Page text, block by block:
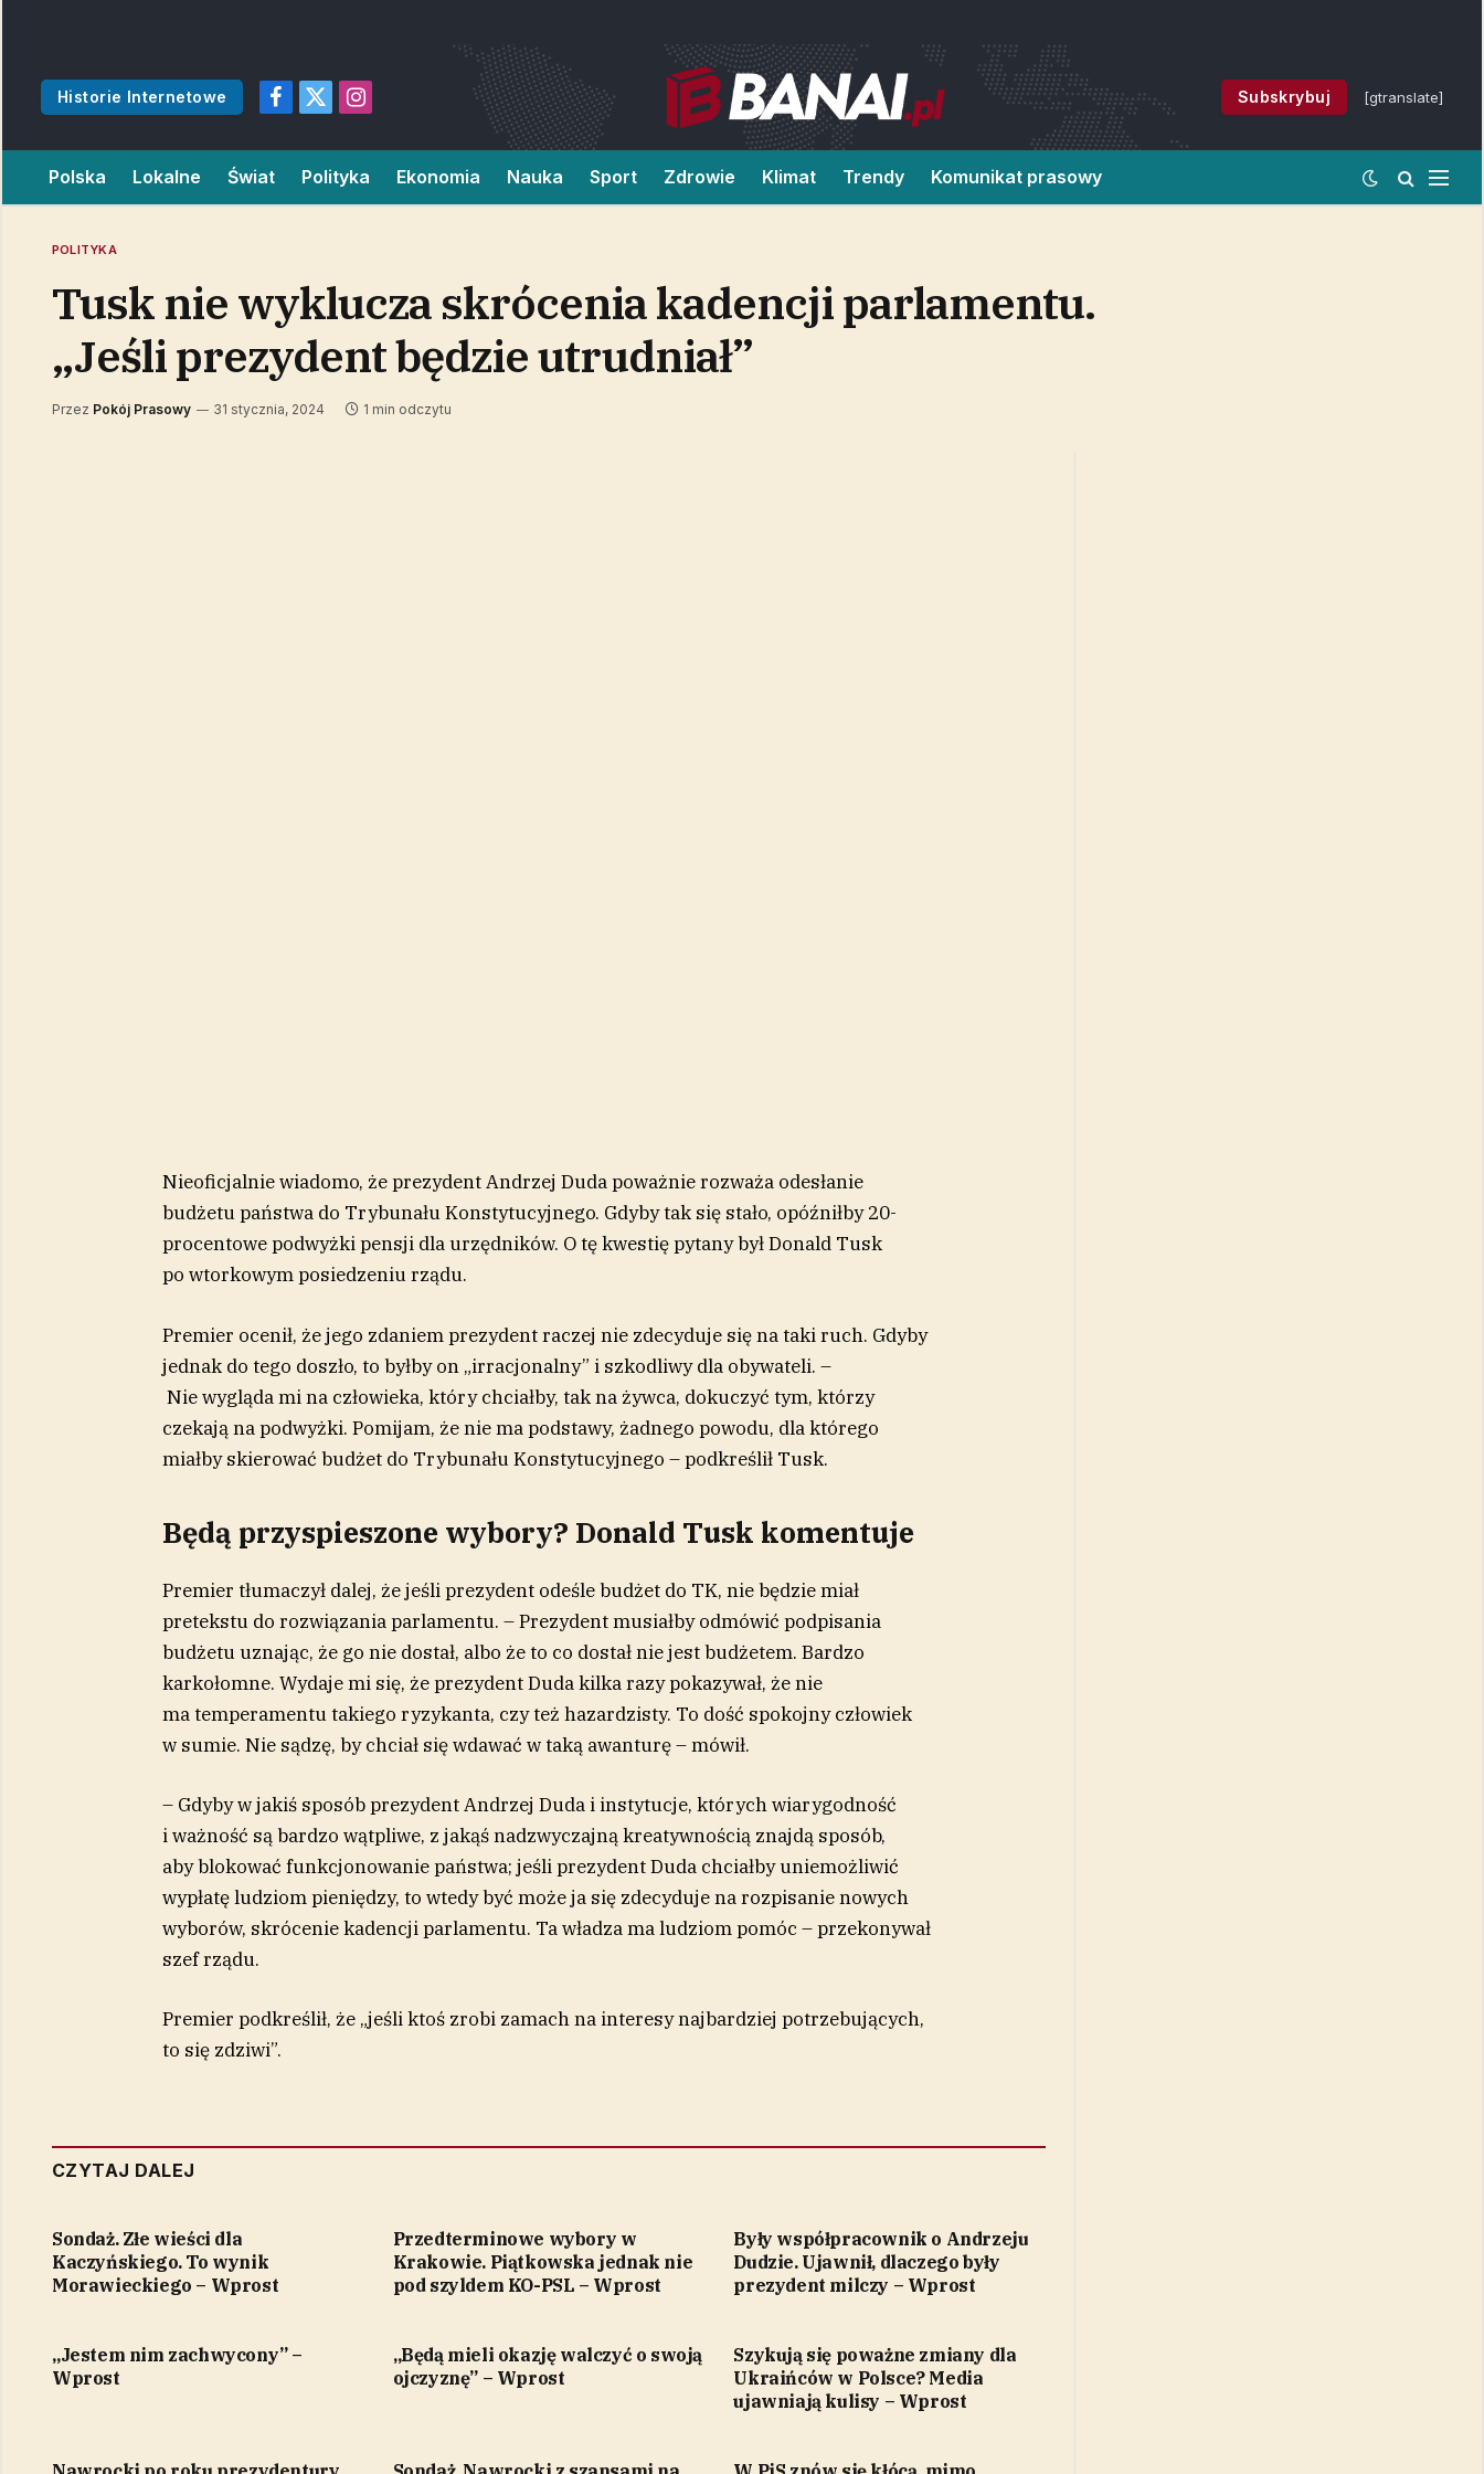
Historie Internetowe
Facebook
X
Instagram
Subskrybuj [gtranslate]
Polska Lokalne Świat Polityka Ekonomia Nauka Sport Zdrowie Klimat Trendy Komunikat prasowy
POLITYKA
Tusk nie wyklucza skrócenia kadencji parlamentu.
„Jeśli prezydent będzie utrudniał”
Przez Pokój Prasowy 31 stycznia, 2024 1 min odczytu
Nieoficjalnie wiadomo, że prezydent Andrzej Duda poważnie rozważa odesłanie
budżetu państwa do Trybunału Konstytucyjnego. Gdyby tak się stało, opóźniłby 20-
procentowe podwyżki pensji dla urzędników. O tę kwestię pytany był Donald Tusk
po wtorkowym posiedzeniu rządu.
Premier ocenił, że jego zdaniem prezydent raczej nie zdecyduje się na taki ruch. Gdyby
jednak do tego doszło, to byłby on „irracjonalny” i szkodliwy dla obywateli. –
Nie wygląda mi na człowieka, który chciałby, tak na żywca, dokuczyć tym, którzy
czekają na podwyżki. Pomijam, że nie ma podstawy, żadnego powodu, dla którego
miałby skierować budżet do Trybunału Konstytucyjnego – podkreślił Tusk.
Będą przyspieszone wybory? Donald Tusk komentuje
Premier tłumaczył dalej, że jeśli prezydent odeśle budżet do TK, nie będzie miał
pretekstu do rozwiązania parlamentu. – Prezydent musiałby odmówić podpisania
budżetu uznając, że go nie dostał, albo że to co dostał nie jest budżetem. Bardzo
karkołomne. Wydaje mi się, że prezydent Duda kilka razy pokazywał, że nie
ma temperamentu takiego ryzykanta, czy też hazardzisty. To dość spokojny człowiek
w sumie. Nie sądzę, by chciał się wdawać w taką awanturę – mówił.
– Gdyby w jakiś sposób prezydent Andrzej Duda i instytucje, których wiarygodność
i ważność są bardzo wątpliwe, z jakąś nadzwyczajną kreatywnością znajdą sposób,
aby blokować funkcjonowanie państwa; jeśli prezydent Duda chciałby uniemożliwić
wypłatę ludziom pieniędzy, to wtedy być może ja się zdecyduje na rozpisanie nowych
wyborów, skrócenie kadencji parlamentu. Ta władza ma ludziom pomóc – przekonywał
szef rządu.
Premier podkreślił, że „jeśli ktoś zrobi zamach na interesy najbardziej potrzebujących,
to się zdziwi”.
CZYTAJ DALEJ
Sondaż. Złe wieści dla
Kaczyńskiego. To wynik
Morawieckiego – Wprost
Przedterminowe wybory w
Krakowie. Piątkowska jednak nie
pod szyldem KO-PSL – Wprost
Były współpracownik o Andrzeju
Dudzie. Ujawnił, dlaczego były
prezydent milczy – Wprost
„Jestem nim zachwycony” –
Wprost
„Będą mieli okazję walczyć o swoją
ojczyznę” – Wprost
Szykują się poważne zmiany dla
Ukraińców w Polsce? Media
ujawniają kulisy – Wprost